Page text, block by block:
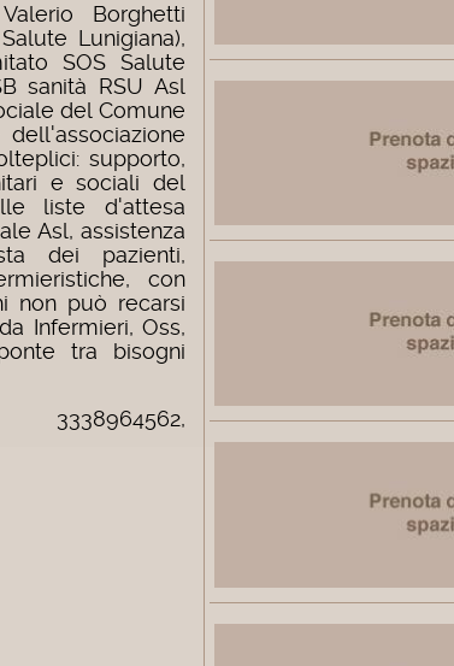
Borghetti
Lunigiana),
SOS Salute
sanità RSU Asl
del Comune
supporto,
e sociali del
liste d'attesa
Asl, assistenza
dei pazienti,
con
non può recarsi
Infermieri, Oss,
tra bisogni